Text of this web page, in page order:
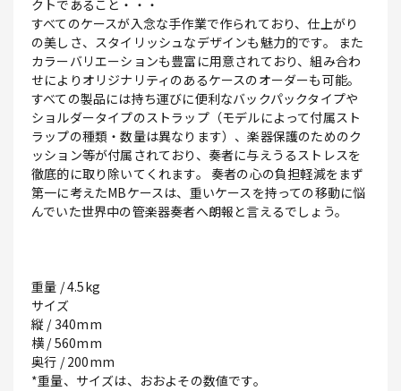
クトであること・・・
すべてのケースが入念な手作業で作られており、仕上がり
の美しさ、スタイリッシュなデザインも魅力的です。 また
カラーバリエーションも豊富に用意されており、組み合わ
せによりオリジナリティのあるケースのオーダーも可能。
すべての製品には持ち運びに便利なバックパックタイプや
ショルダータイプのストラップ（モデルによって付属スト
ラップの種類・数量は異なります）、楽器保護のためのク
ッション等が付属されており、奏者に与えうるストレスを
徹底的に取り除いてくれます。 奏者の心の負担軽減をまず
第一に考えたMBケースは、重いケースを持っての移動に悩
んでいた世界中の管楽器奏者へ朗報と言えるでしょう。
重量 / 4.5kg
サイズ
縦 / 340mm
横 / 560mm
奥行 / 200mm
*重量、サイズは、おおよその数値です。